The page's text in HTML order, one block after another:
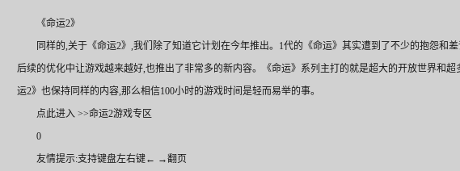
《命运2》
同样的,关于《命运2》,我们除了知道它计划在今年推出。1代的《命运》其实遭到了不少的抱怨和
后续的优化中让游戏越来越好,也推出了非常多的新内容。《命运》系列主打的就是超大的开放世界和超
运2》也保持同样的内容,那么相信100小时的游戏时间是轻而易举的事。
点此进入 >>命运2游戏专区
0
友情提示:支持键盘左右键← →翻页